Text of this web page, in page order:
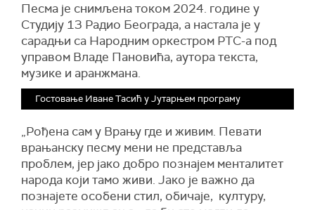
Песма је снимљена током 2024. године у
Студију 13 Радио Београда, а настала је у
сарадњи са Народним оркестром РТС-а под
управом Владе Пановића, аутора текста,
музике и аранжмана.
Гостовање Иване Тасић у Јутарњем програму
„Рођена сам у Врању где и живим. Певати
врањанску песму мени не представља
проблем, јер јако добро познајем менталитет
народа који тамо живи. Јако је важно да
познајете особени стил, обичаје, културу,